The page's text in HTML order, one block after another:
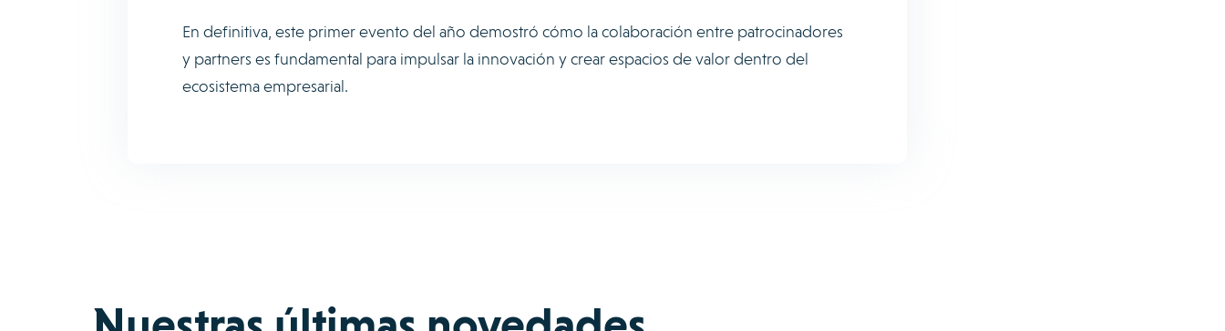
En definitiva, este primer evento del año demostró cómo la colaboración entre patrocinadores
y partners es fundamental para impulsar la innovación y crear espacios de valor dentro del
ecosistema empresarial.